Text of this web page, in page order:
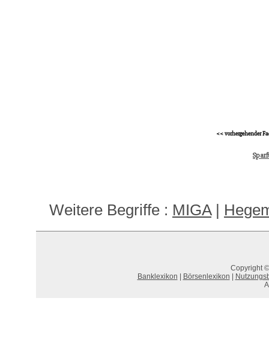
<< vorhergehender
Weitere Begriffe : MIGA|
Copyright
Banklexikon
Börsenlexikon